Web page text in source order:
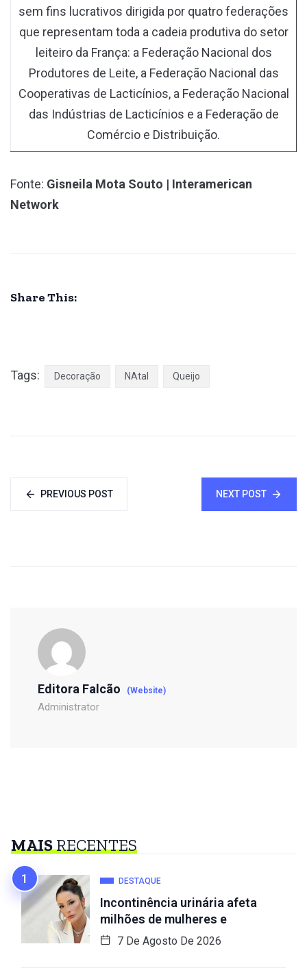
sem fins lucrativos dirigida por quatro federações
que representam toda a cadeia produtiva do setor
leiteiro da França: a Federação Nacional dos
Produtores de Leite, a Federação Nacional das
Cooperativas de Lacticínios, a Federação Nacional
das Indústrias de Lacticínios e a Federação de
Comércio e Distribuição.
Fonte: Gisneila Mota Souto | Interamerican
Network
Share This:
Tags: Decoração NAtal Queijo
PREVIOUS POST NEXT POST
Editora Falcão (Website)
Administrator
MAISRECENTES
DESTAQUE
Incontinência urinária afeta
milhões de mulheres e
7 De Agosto De 2026